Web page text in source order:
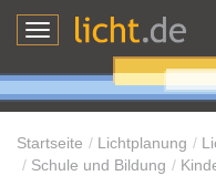
Toggle
Startseite Lichtplanung
Schule und Bildung